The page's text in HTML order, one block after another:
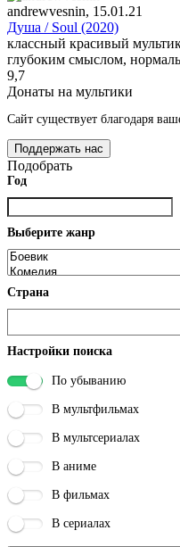
andrewvesnin, 15.01.21
Душа / Soul (2020)
классный красивый
глубоким смыслом,
9,7
Донаты на мультики
Сайт существует благодаря
Поддержать нас
Подобрать
Год
Выберите жанр
Страна
Настройки поиска
По убыванию
В мультфильмах
В мультсериалах
В аниме
В фильмах
В сериалах